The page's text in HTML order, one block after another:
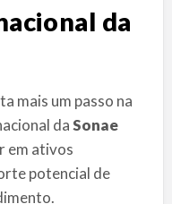
da
mais um passo na
daSonae
em ativos
potencial de